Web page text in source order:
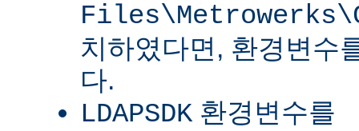
치하였다면, 환경변수
다.
LDAPSDK 환경변수를